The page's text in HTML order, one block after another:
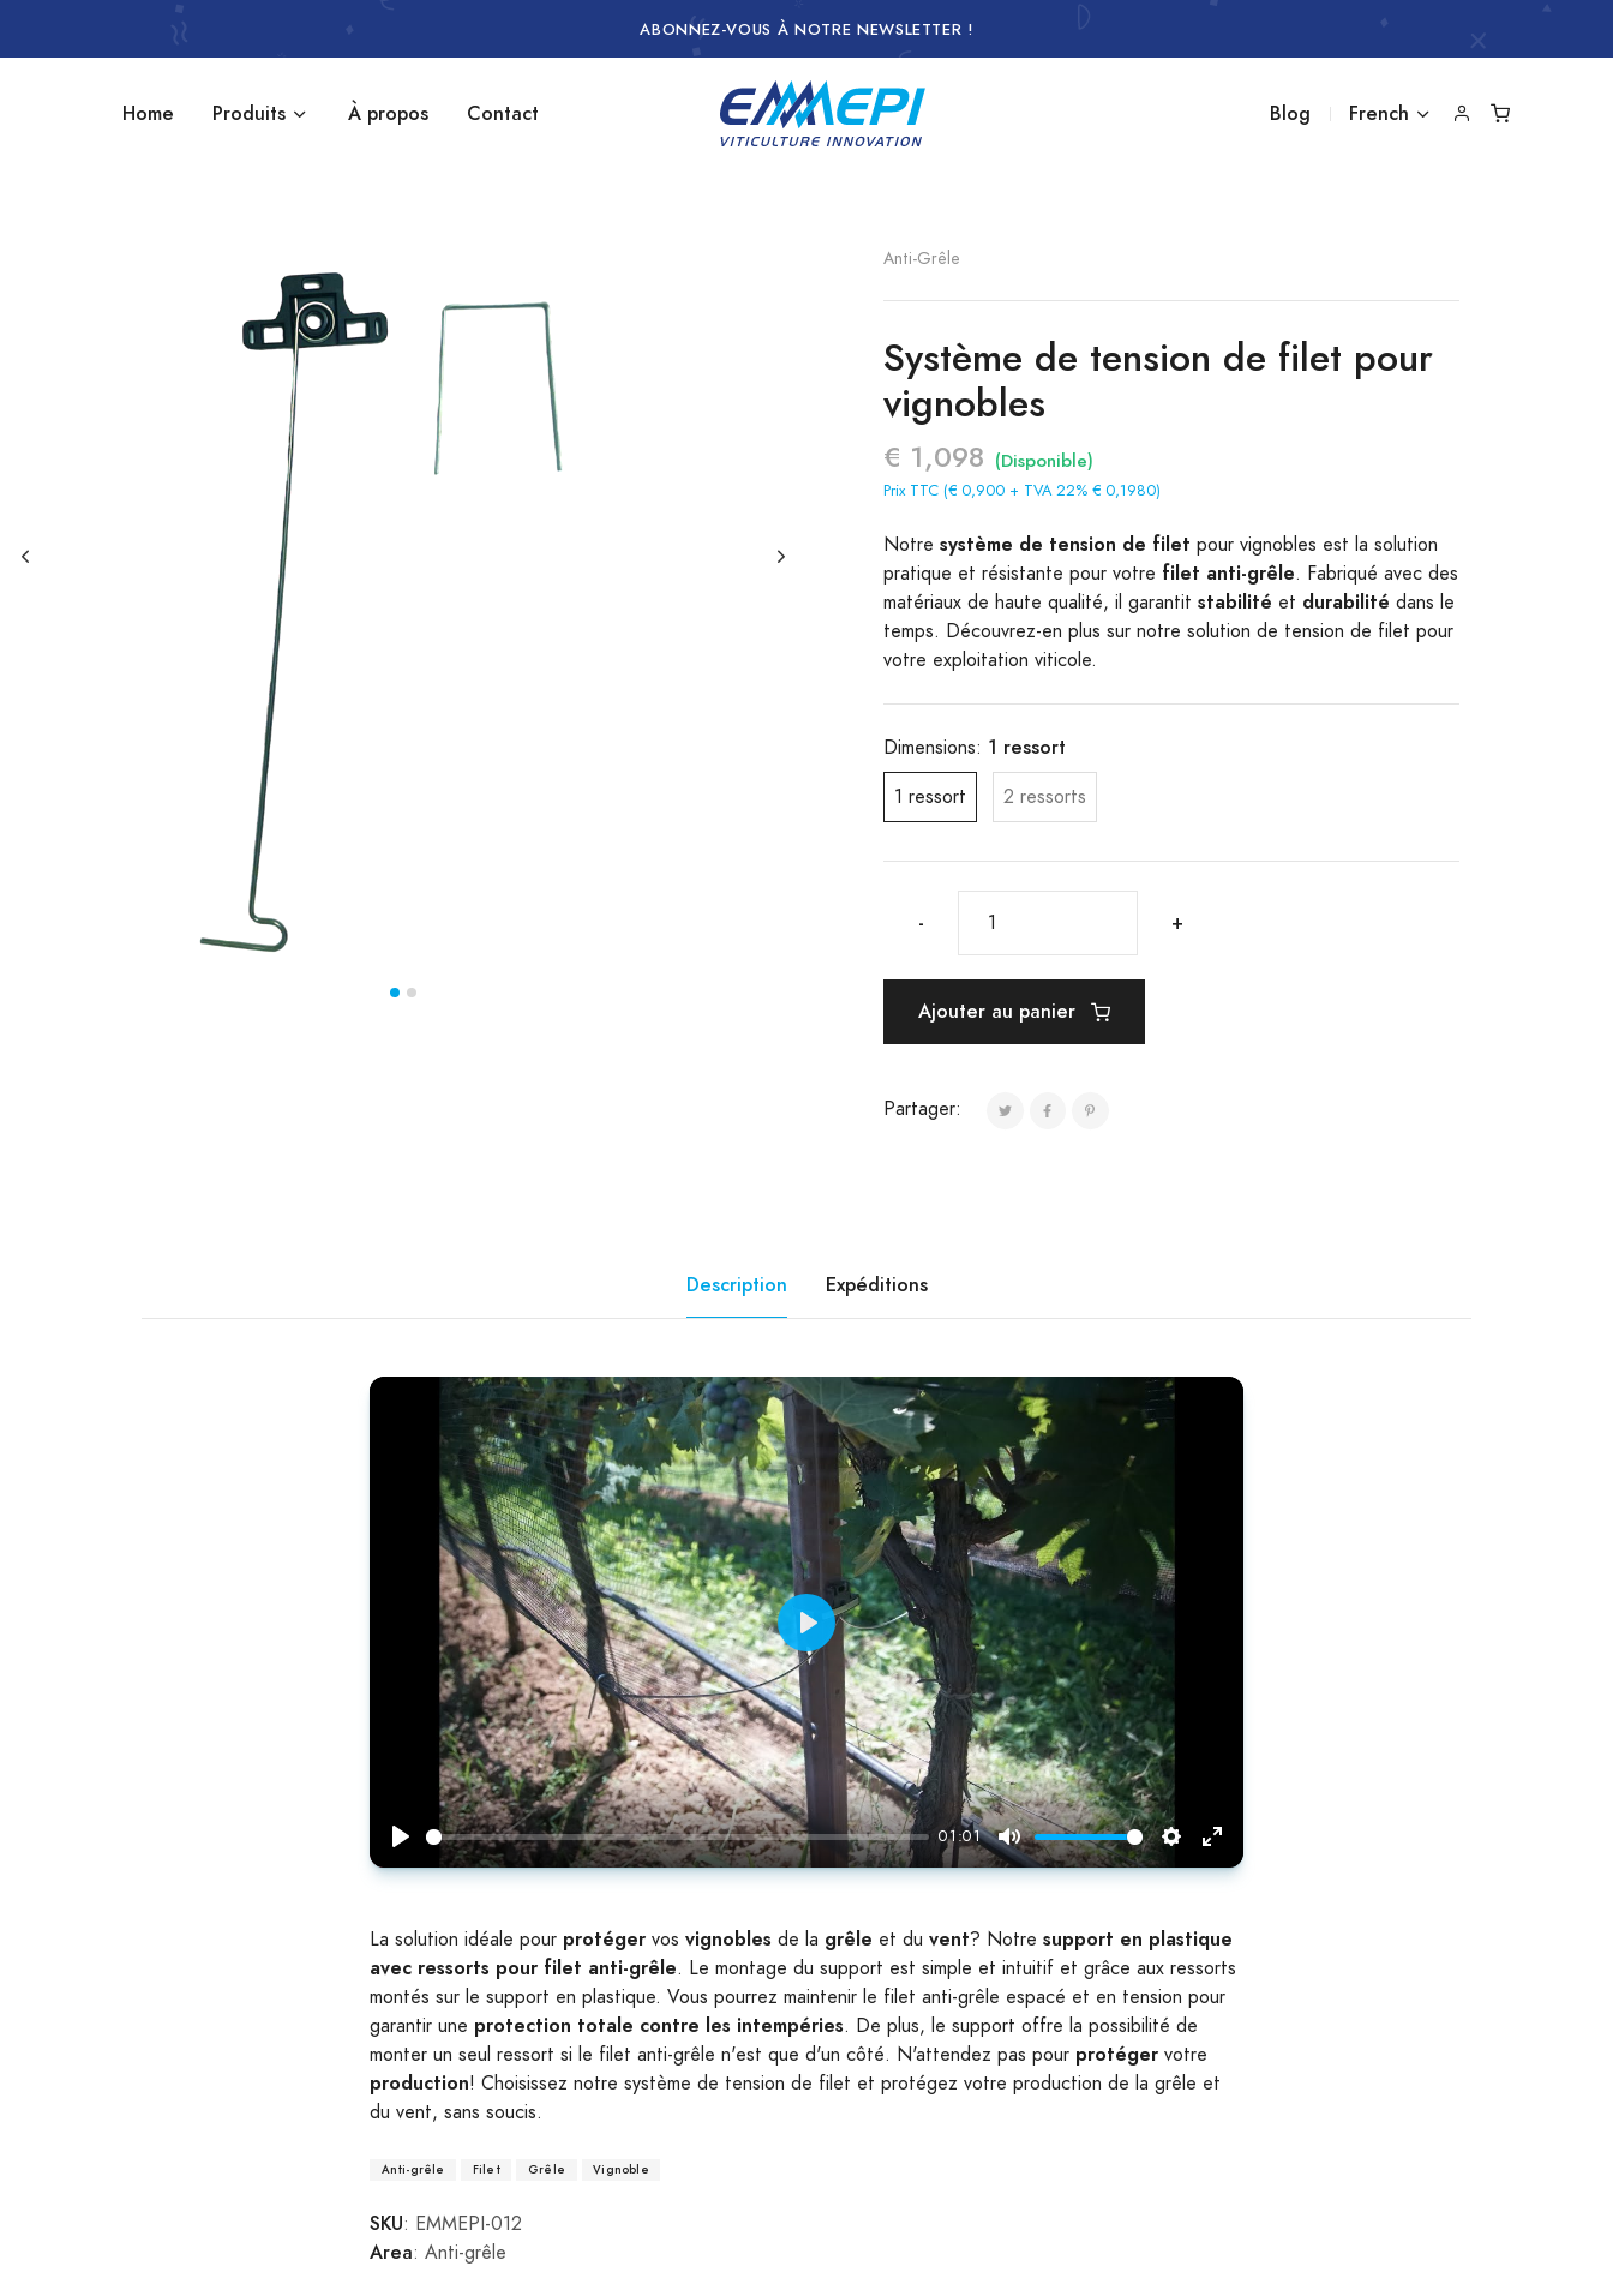
ABONNEZ-VOUS À NOTRE NEWSLETTER !
Home Produits À propos Contact Blog French
Anti-Grêle
Système de tension de filet pour
vignobles
€ 1,098 (Disponible)
Prix TTC (€ 0,900 + TVA 22% € 0,1980)
Notre système de tension de filet pour vignobles est la solution
pratique et résistante pour votre filet anti-grêle. Fabriqué avec des
matériaux de haute qualité, il garantit stabilité et durabilité dans le
temps. Découvrez-en plus sur notre solution de tension de filet pour
votre exploitation viticole.
Dimensions: 1 ressort
1 ressort 2 ressorts
- +
Ajouter au panier
Partager:
Description Expéditions
Play
01:01
Mute Settings
Enter
Play
La solution idéale pour protéger vos vignobles de la grêle et du vent? Notre support en plastique
avec ressorts pour filet anti-grêle. Le montage du support est simple et intuitif et grâce aux ressorts
montés sur le support en plastique. Vous pourrez maintenir le filet anti-grêle espacé et en tension pour
garantir une protection totale contre les intempéries. De plus, le support offre la possibilité de
monter un seul ressort si le filet anti-grêle n'est que d'un côté. N'attendez pas pour protéger votre
production! Choisissez notre système de tension de filet et protégez votre production de la grêle et
du vent, sans soucis.
Anti-grêle Filet Grêle Vignoble
SKU: EMMEPI-012
Area: Anti-grêle